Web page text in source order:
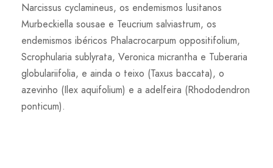
Narcissus cyclamineus, os endemismos lusitanos
Murbeckiella sousae e Teucrium salviastrum, os
endemismos ibéricos Phalacrocarpum oppositifolium,
Scrophularia sublyrata, Veronica micrantha e Tuberaria
globulariifolia, e ainda o teixo (Taxus baccata), o
azevinho (Ilex aquifolium) e a adelfeira (Rhododendron
ponticum).